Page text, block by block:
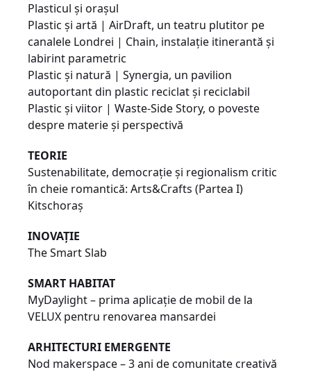
Plasticul și orașul
Plastic și artă | AirDraft, un teatru plutitor pe
canalele Londrei | Chain, instalație itinerantă și
labirint parametric
Plastic și natură | Synergia, un pavilion
autoportant din plastic reciclat și reciclabil
Plastic și viitor | Waste-Side Story, o poveste
despre materie și perspectivă
TEORIE
Sustenabilitate, democraţie şi regionalism critic
în cheie romantică: Arts&Crafts (Partea I)
Kitschoraş
INOVAȚIE
The Smart Slab
SMART HABITAT
MyDaylight – prima aplicație de mobil de la
VELUX pentru renovarea mansardei
ARHITECTURI EMERGENTE
Nod makerspace – 3 ani de comunitate creativă